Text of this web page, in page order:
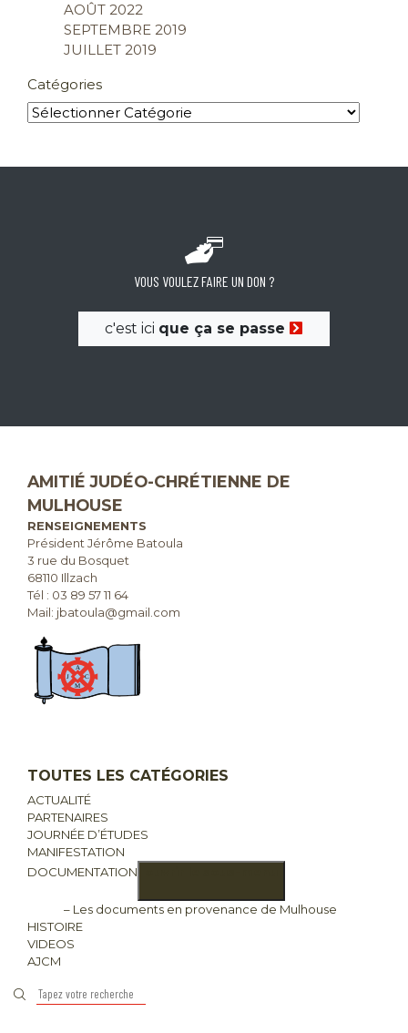
AOÛT 2022
SEPTEMBRE 2019
JUILLET 2019
Catégories
VOUS VOULEZ FAIRE UN DON ?
c'est ici que ça se passe
AMITIÉ JUDÉO-CHRÉTIENNE DE
MULHOUSE
RENSEIGNEMENTS
Président Jérôme Batoula
3 rue du Bosquet
68110 Illzach
Tél : 03 89 57 11 64
Mail: jbatoula@gmail.com
TOUTES LES CATÉGORIES
ACTUALITÉ
PARTENAIRES
JOURNÉE D’ÉTUDES
MANIFESTATION
DOCUMENTATION
– Les documents en provenance de Mulhouse
HISTOIRE
VIDEOS
AJCM